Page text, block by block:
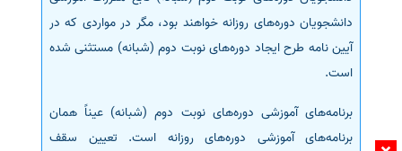
دانشجویان دوره‌های روزانه خواهند بود، مگر در مواردی که در
آیین نامه طرح ایجاد دوره‌های نوبت دوم (شبانه) مستثنی شده
است.
برنامه‌های آموزشی دوره‌های نوبت دوم (شبانه) عیناً همان
برنامه‌های آموزشی دوره‌های روزانه است. تعیین سقف